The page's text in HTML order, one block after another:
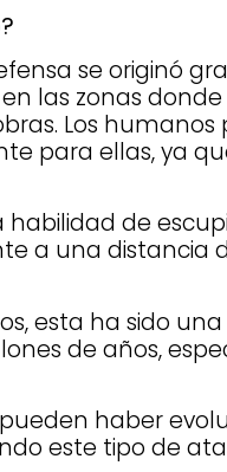
se originó
las zonas donde
Los humanos
para ellas, ya
habilidad de
a una distancia
esta ha sido
de años,
haber
este tipo de